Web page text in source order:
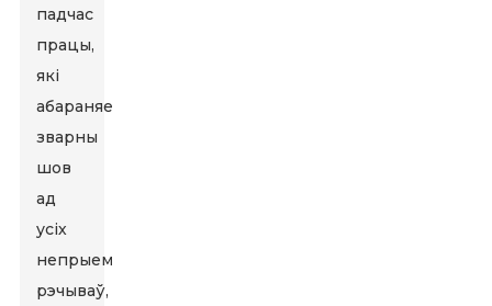
падчас
працы,
які
абараняе
зварны
шов
ад
усіх
непрыемных
рэчываў,